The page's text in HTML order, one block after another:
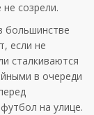
созрели.
большинстве
если не
сталкиваются
в очереди
на улице.